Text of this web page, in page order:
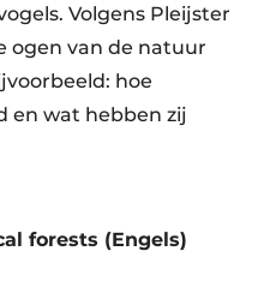
Volgens Pleijster
ogen van de natuur
hoe
en wat hebben zij
forests (Engels)